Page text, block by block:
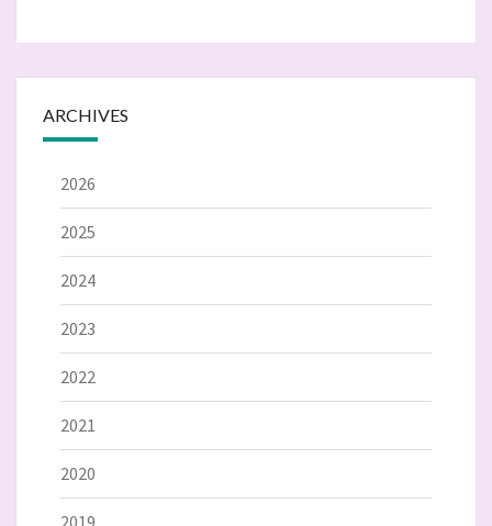
ARCHIVES
2026
2025
2024
2023
2022
2021
2020